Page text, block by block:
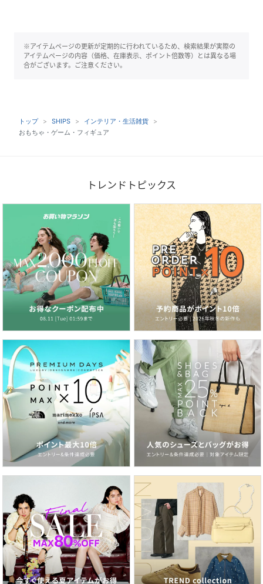
※アイテムページの更新が定期的に行われているため、検索結果が実際の
アイテムページの内容（価格、在庫表示、ポイント倍数等）とは異なる場
合がございます。ご注意ください。
トップ SHIPS
インテリア・生活雑貨
おもちゃ・ゲーム・フィギュア
トレンドトピックス